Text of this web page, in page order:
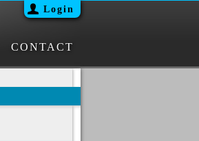
Login
CONTACT